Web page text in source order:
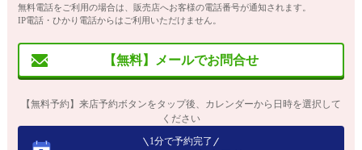
無料電話をご利用の場合は、販売店へお客様の電話番号が通知されます。
IP電話・ひかり電話からはご利用いただけません。
【無料】メールでお問合せ
【無料予約】来店予約ボタンをタップ後、カレンダーから日時を選択して
ください
1分で予約完了